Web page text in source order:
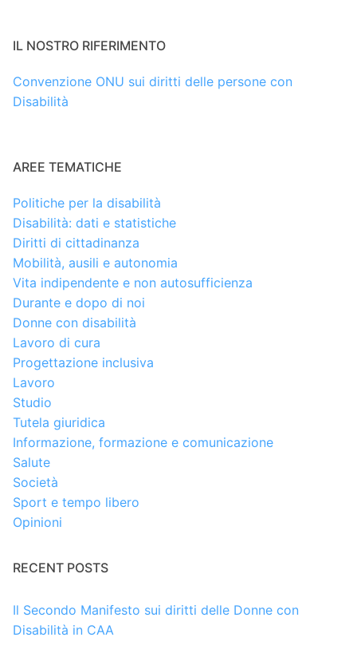
IL NOSTRO RIFERIMENTO
Convenzione ONU sui diritti delle persone con
Disabilità
AREE TEMATICHE
Politiche per la disabilità
Disabilità: dati e statistiche
Diritti di cittadinanza
Mobilità, ausili e autonomia
Vita indipendente e non autosufficienza
Durante e dopo di noi
Donne con disabilità
Lavoro di cura
Progettazione inclusiva
Lavoro
Studio
Tutela giuridica
Informazione, formazione e comunicazione
Salute
Società
Sport e tempo libero
Opinioni
RECENT POSTS
Il Secondo Manifesto sui diritti delle Donne con
Disabilità in CAA